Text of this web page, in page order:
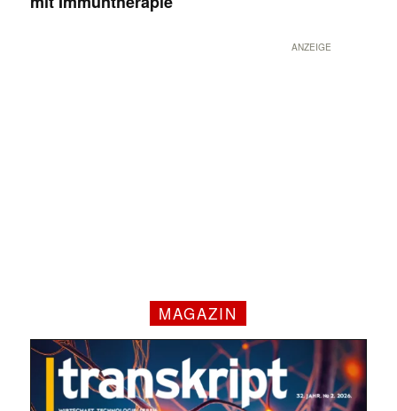
ANZEIGE
MAGAZIN